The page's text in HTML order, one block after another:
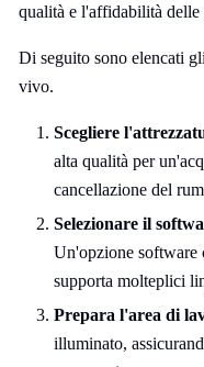
qualità e l'affidabilità
Di seguito sono elencati
vivo.
Scegliere
alta qualità per
cancellazione del
Selezionare il
Un'opzione software
supporta molteplici
Prepara l'area di
illuminato,